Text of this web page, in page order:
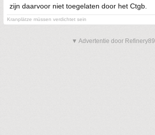
zijn daarvoor niet toegelaten door het Ctgb.
Kranplätze müssen verdichtet sein
▼ Advertentie door Refinery89